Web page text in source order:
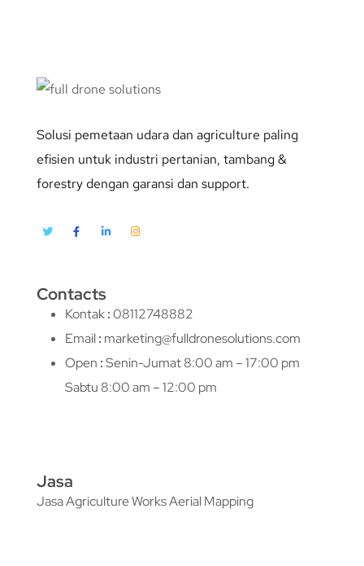
Solusi pemetaan udara dan agriculture paling
efisien untuk industri pertanian, tambang &
forestry dengan garansi dan support.
Contacts
Kontak:08112748882
Email: marketing@fulldronesolutions.com
Open :Senin-Jumat 8:00 am – 17:00 pm
Sabtu 8:00 am – 12:00 pm
Jasa
Jasa Agriculture Works Aerial Mapping